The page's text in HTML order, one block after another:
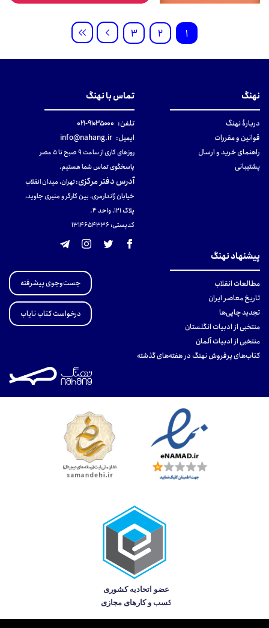
1
2
3
نهنگ
دربارهٔ نهنگ
قوانین و مقررات
راهنمای خرید و ارسال
پشتیبانی
تماس با نهنگ
تلفن: ۹۱۰۳۵۰۰۰-۰۲۱
ایمیل: info@nahang.ir
روزهای کاری از ساعت ۹ صبح تا ۵ عصر
پاسخگوی تماس شما هستیم.
آدرس دفتر مرکزی:تهران، میدان انقلاب
خیابان ژاندارمری، بین کارگر و منیری جاوید،
پلاک 121، واحد ۴.
کدپستی: 131465433۶
پیشنهاد نهنگ
مطالعات انقلاب
تاریخ معاصر ایران
تجدید چاپی‌ها
منتخبی از ادبیات انگلستان
منتخبی از ادبیات آلمان
کتاب‌های پرفروش نهنگ در هفته‌های گذشته
جست‌وجوی پیشرفته
درخواست کتاب نایاب